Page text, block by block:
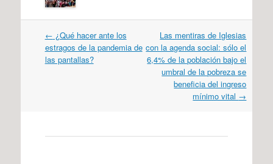
Navegación
por
artículos
← ¿Qué hacer ante los
estragos de la pandemia de
las pantallas?
Las mentiras de Iglesias
con la agenda social: sólo el
6,4% de la población bajo el
umbral de la pobreza se
beneficia del ingreso
mínimo vital →